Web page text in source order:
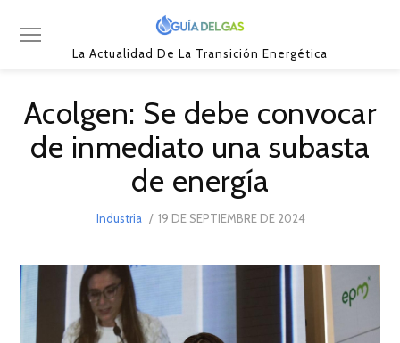
La Actualidad De La Transición Energética
Acolgen: Se debe convocar
de inmediato una subasta
de energía
Industria
POSTED
19 DE SEPTIEMBRE DE 2024
2024